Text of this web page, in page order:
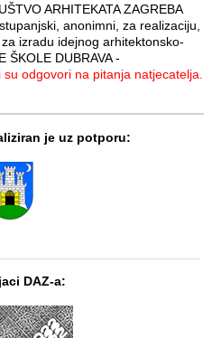
ARHITEKATA ZAGREBA
anonimni, za realizaciju,
izradu idejnog arhitektonsko-
ŠKOLE DUBRAVA -
odgovori na pitanja natjecatelja.
je uz potporu:
DAZ-a: